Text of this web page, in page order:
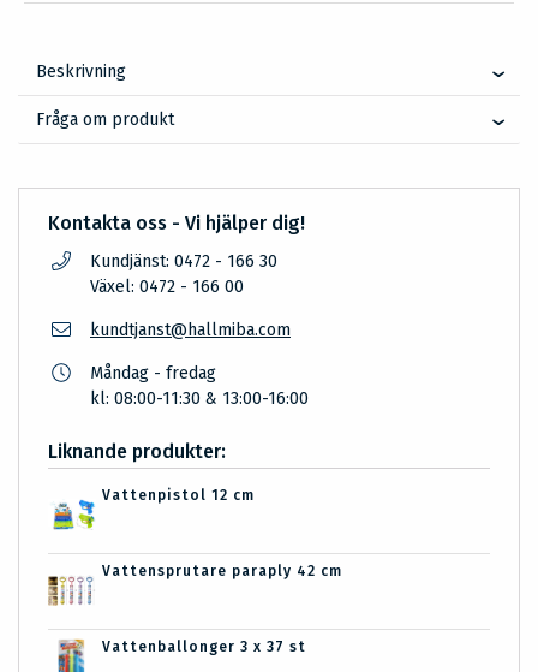
Beskrivning
Fråga om produkt
Kontakta oss - Vi hjälper dig!
Kundjänst: 0472 - 166 30
Växel: 0472 - 166 00
kundtjanst@hallmiba.com
Måndag - fredag
kl: 08:00-11:30 & 13:00-16:00
Liknande produkter:
Vattenpistol 12 cm
Vattensprutare paraply 42 cm
Vattenballonger 3 x 37 st